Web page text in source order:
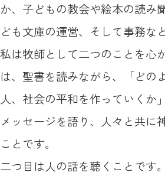
か、子どもの教会や絵本の読み
ども文庫の運営、そして事務な
私は牧師として二つのことを心
は、聖書を読みながら、「どの
人、社会の平和を作っていくか
メッセージを語り、人々と共に
ことです。
二つ目は人の話を聴くことです